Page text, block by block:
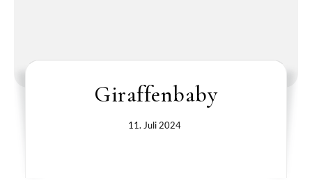
Giraffenbaby
11. Juli 2024